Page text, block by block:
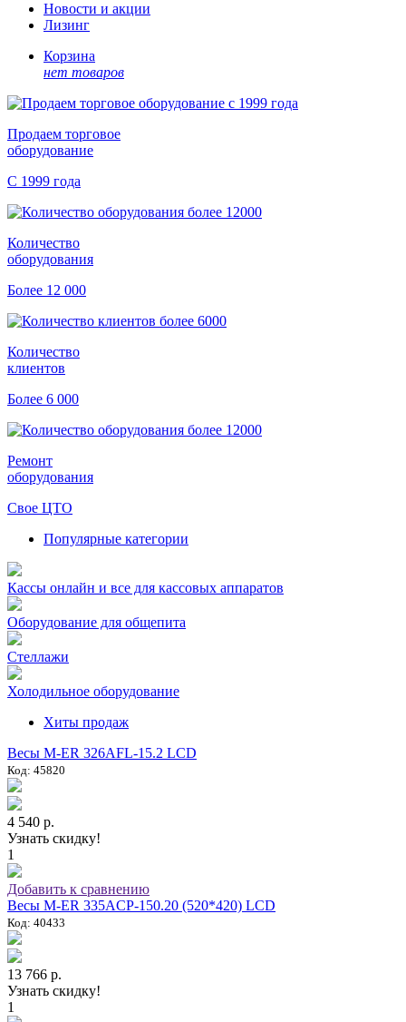
Новости и акции
Лизинг
Корзина
нет товаров
Продаем торговое
оборудование
С 1999 года
Количество
оборудования
Более 12 000
Количество
клиентов
Более 6 000
Ремонт
оборудования
Свое ЦТО
Популярные категории
Кассы онлайн и все для кассовых аппаратов
Оборудование для общепита
Стеллажи
Холодильное оборудование
Хиты продаж
Весы M-ER 326AFL-15.2 LCD
Код: 45820
4 540 р.
Узнать скидку!
1
Добавить к сравнению
Весы M-ER 335ACP-150.20 (520*420) LCD
Код: 40433
13 766 р.
Узнать скидку!
1